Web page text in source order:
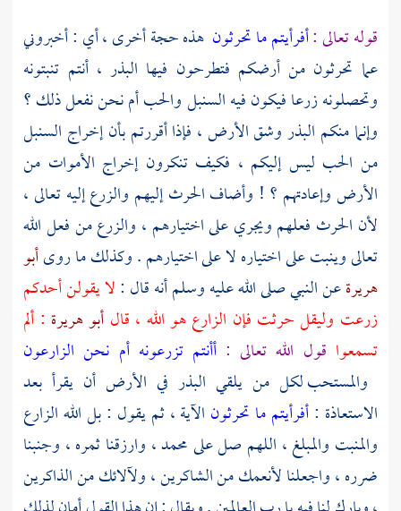
قوله تعالى :أفرأيتم ما تحرثون هذه حجة أخرى ، أي : أخبروني
عما تحرثون من أرضكم فتطرحون فيها البذر ، أنتم تنبتونه
وتحصلونه زرعا فيكون فيه السنبل والحب أم نحن نفعل ذلك ؟
وإنما منكم البذر وشق الأرض ، فإذا أقررتم بأن إخراج السنبل
من الحب ليس إليكم ، فكيف تنكرون إخراج الأموات من
الأرض وإعادتهم ؟ ! وأضاف الحرث إليهم والزرع إليه تعالى ،
لأن الحرث فعلهم ويجري على اختيارهم ، والزرع من فعل الله
تعالى وينبت على اختياره لا على اختيارهم . وكذلك ما روىأبو
هريرةعن النبي صلى الله عليه وسلم أنه قال :لا يقولن أحدكم
زرعت وليقل حرثت فإن الزارع هو الله ، قال أبو هريرة : ألم
تسمعوا قول الله تعالى :أأنتم تزرعونه أم نحن الزارعون
والمستحب لكل من يلقي البذر في الأرض أن يقرأ بعد
الاستعاذة :أفرأيتم ما تحرثون الآية ، ثم يقول : بل الله الزارع
والمنبت والمبلغ ، اللهم صل علىمحمد، وارزقنا ثمره ، وجنبنا
ضرره ، واجعلنا لأنعمك من الشاكرين ، ولآلائك من الذاكرين